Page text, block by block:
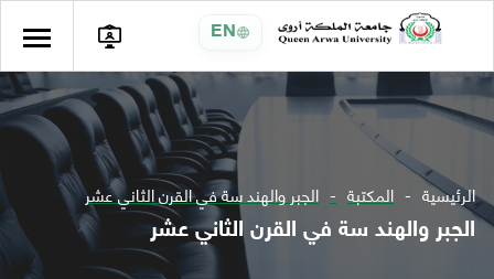
EN
الرئيسية المكتبة الجبر والهند سة في القرن الثاني عشر
الجبر والهند سة في القرن الثاني عشر